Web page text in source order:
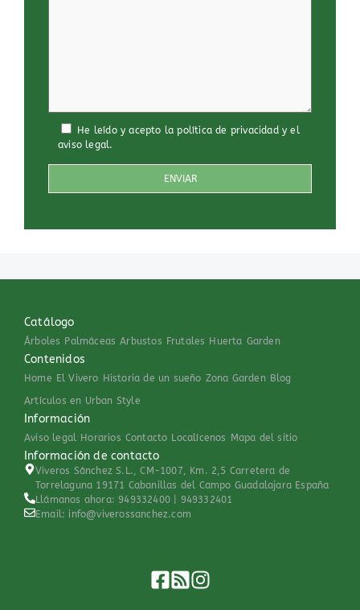
He leído y acepto la política de privacidadyel
aviso legal.
Catálogo
Árboles Palmáceas Arbustos Frutales Huerta Garden
Contenidos
Home El Vivero Historia de un sueño Zona Garden Blog
Artículos en Urban Style
Información
Aviso legal Horarios Contacto Localícenos Mapa del sitio
Información de contacto
Viveros Sánchez S.L., CM-1007, Km. 2,5 Carretera de
Torrelaguna 19171 Cabanillas del Campo Guadalajara España
Llámanos ahora: 949332400 | 949332401
Email: info@viverossanchez.com